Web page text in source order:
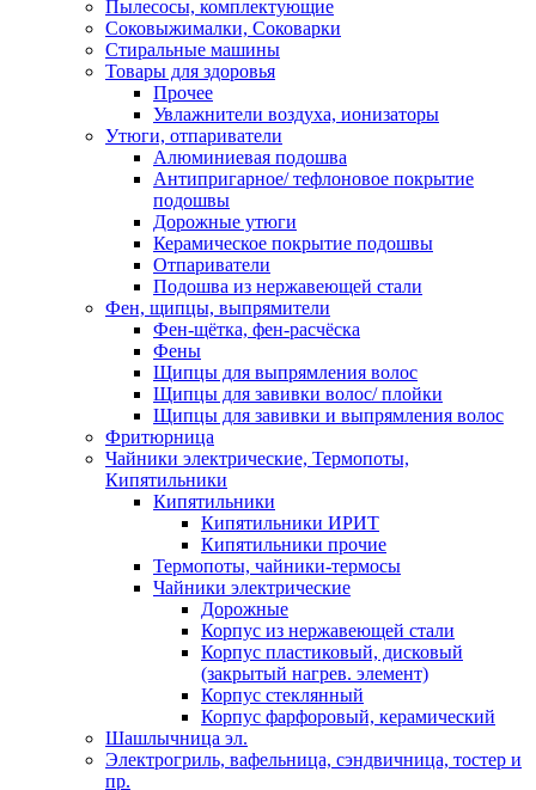
Пылесосы, комплектующие
Соковыжималки, Соковарки
Стиральные машины
Товары для здоровья
Прочее
Увлажнители воздуха, ионизаторы
Утюги, отпариватели
Алюминиевая подошва
Антипригарное/ тефлоновое покрытие
подошвы
Дорожные утюги
Керамическое покрытие подошвы
Отпариватели
Подошва из нержавеющей стали
Фен, щипцы, выпрямители
Фен-щётка, фен-расчёска
Фены
Щипцы для выпрямления волос
Щипцы для завивки волос/ плойки
Щипцы для завивки и выпрямления волос
Фритюрница
Чайники электрические, Термопоты,
Кипятильники
Кипятильники
Кипятильники ИРИТ
Кипятильники прочие
Термопоты, чайники-термосы
Чайники электрические
Дорожные
Корпус из нержавеющей стали
Корпус пластиковый, дисковый
(закрытый нагрев. элемент)
Корпус стеклянный
Корпус фарфоровый, керамический
Шашлычница эл.
Электрогриль, вафельница, сэндвичница, тостер и
пр.